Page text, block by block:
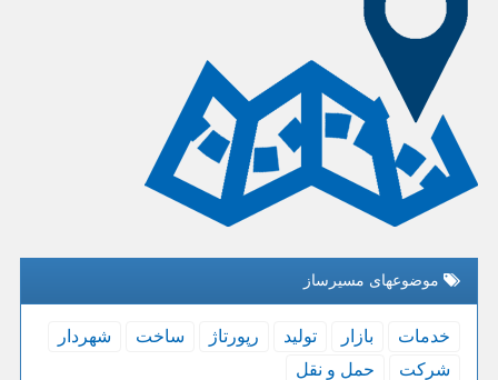
موضوعهای مسیرساز
خدمات بازار تولید رپورتاژ ساخت
شهردار
شركت
حمل و نقل